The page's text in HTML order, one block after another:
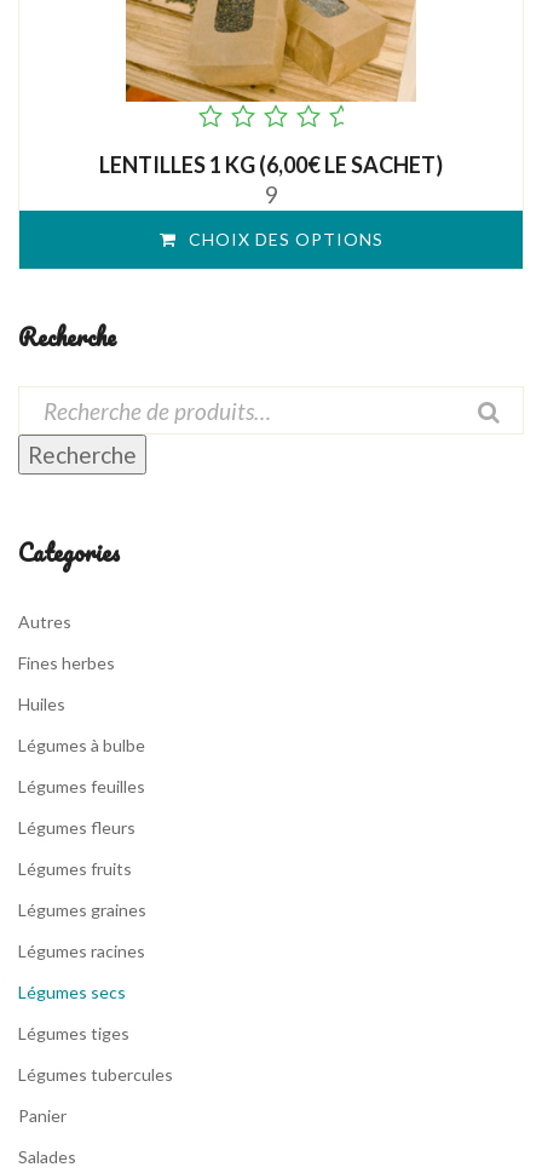
of
LENTILLES 1 KG (6,00€ LE SACHET)
9
CHOIX DES OPTIONS
Recherche
Recherche
Categories
Autres
Fines herbes
Huiles
Légumes à bulbe
Légumes feuilles
Légumes fleurs
Légumes fruits
Légumes graines
Légumes racines
Légumes secs
Légumes tiges
Légumes tubercules
Panier
Salades